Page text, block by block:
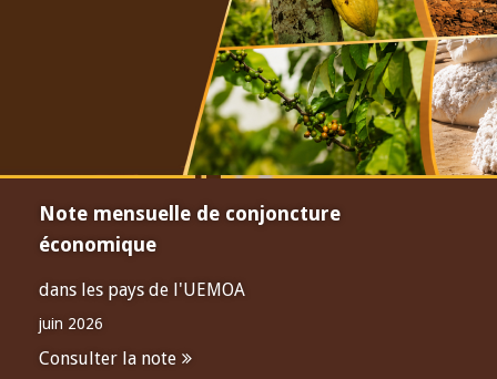
Note mensuelle de conjoncture
économique
dans les pays de l'UEMOA
juin 2026
Consulter la note